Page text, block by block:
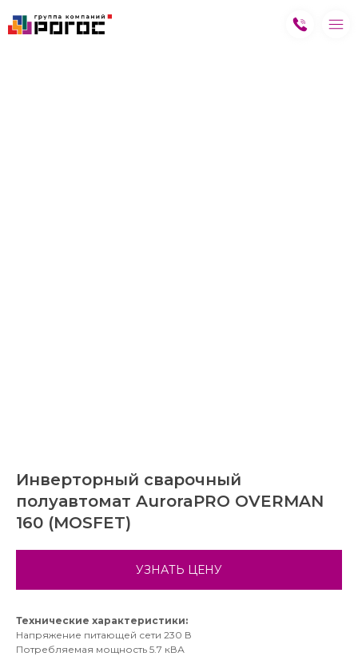
Инверторный сварочный
полуавтомат AuroraPRO OVERMAN
160 (MOSFET)
УЗНАТЬ ЦЕНУ
Технические характеристики:
Напряжение питающей сети 230 В
Потребляемая мощность 5.7 кВА